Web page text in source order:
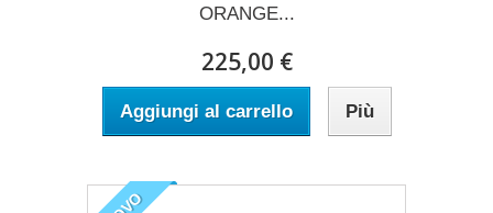
ORANGE...
225,00 €
Aggiungi al carrello Più